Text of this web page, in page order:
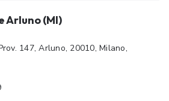
Arluno (MI)
147, Arluno, 20010, Milano,